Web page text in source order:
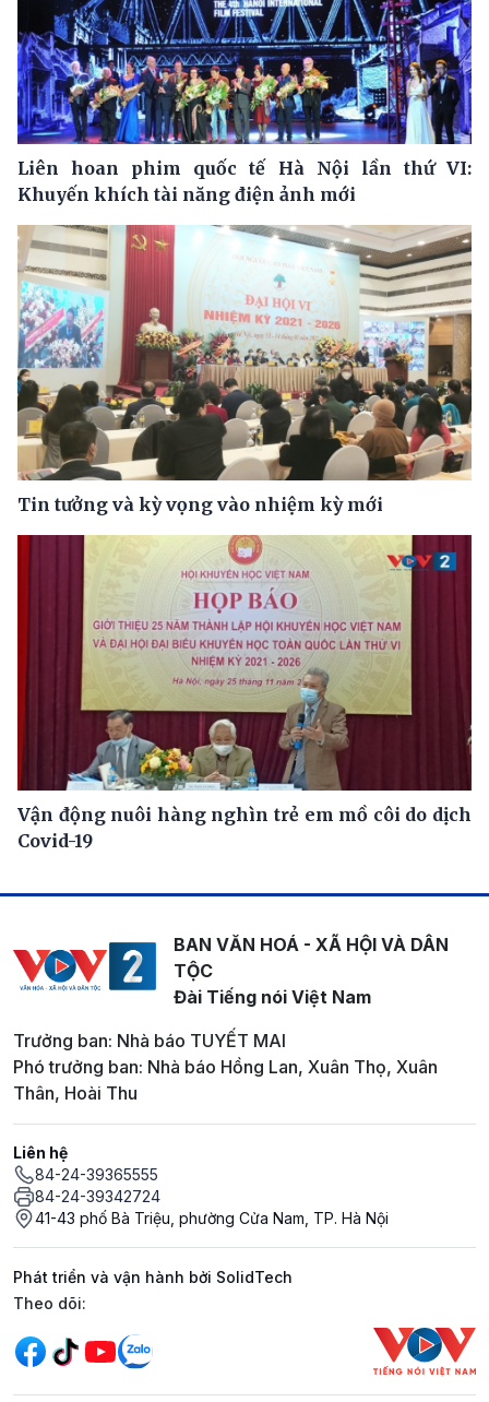
Liên hoan phim quốc tế Hà Nội lần thứ VI:
Khuyến khích tài năng điện ảnh mới
Tin tưởng và kỳ vọng vào nhiệm kỳ mới
Vận động nuôi hàng nghìn trẻ em mồ côi do dịch
Covid-19
BAN VĂN HOÁ - XÃ HỘI VÀ DÂN
TỘC
Đài Tiếng nói Việt Nam
Trưởng ban: Nhà báo TUYẾT MAI
Phó trưởng ban: Nhà báo Hồng Lan, Xuân Thọ, Xuân
Thân, Hoài Thu
Liên hệ
84-24-39365555
84-24-39342724
41-43 phố Bà Triệu, phường Cửa Nam, TP. Hà Nội
Phát triển và vận hành bởi SolidTech
Mạng xã hội
Theo dõi: